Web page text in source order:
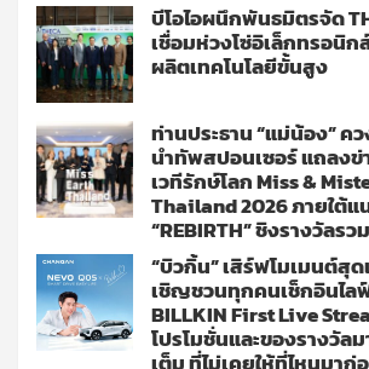
บีโอไอผนึกพันธมิตรจัด
เชื่อมห่วงโซ่อิเล็กทรอนิ
ผลิตเทคโนโลยีขั้นสูง
ท่านประธาน “แม่น้อง” ค
นำทัพสปอนเซอร์ แถลงข่
เวทีรักษ์โลก Miss &
Thailand 2026 ภายใต้
“REBIRTH” ชิงรางวัลรว
“บิวกิ้น” เสิร์ฟโมเมนต์สุ
เชิญชวนทุกคนเช็กอินไลฟ์
BILLKIN First Live
โปรโมชั่นและของรางวั
เต็ม ที่ไม่เคยให้ที่ไหนมาก่